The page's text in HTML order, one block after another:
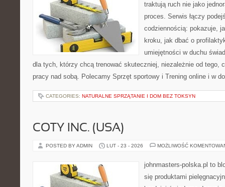
traktują ruch nie jako
proces. Serwis łączy
codziennością: pokazuje,
kroku, jak dbać o
umiejętności w duchu
dla tych, którzy chcą trenować skuteczniej, niezależnie od tego,
pracy nad sobą. Polecamy Sprzęt sportowy i Trening online i w
CATEGORIES: NATURALNE SPRZĄTANIE I DOM BEZ TOKSYN
COTY INC. (USA)
POSTED BY ADMIN LUT - 23 - 2026 MOŻLIWOŚĆ
johnmasters-polska.pl to
się produktami